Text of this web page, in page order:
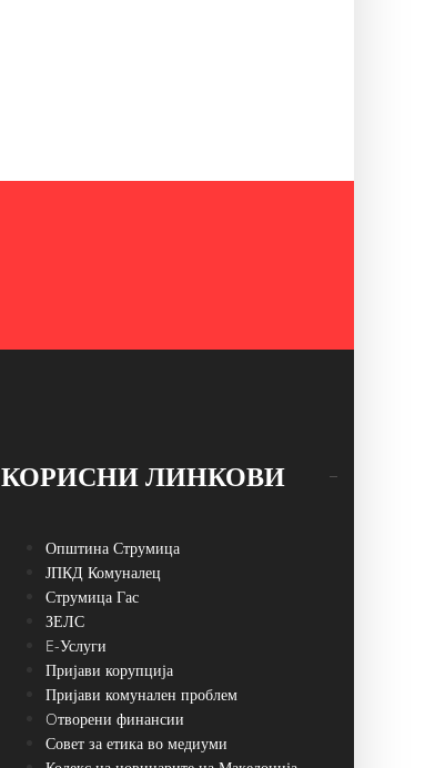
КОРИСНИ ЛИНКОВИ
Општина Струмица
ЈПКД Комуналец
Струмица Гас
ЗЕЛС
E-Услуги
Пријави корупција
Пријави комунален проблем
Oтворени финансии
Совет за етика во медиуми